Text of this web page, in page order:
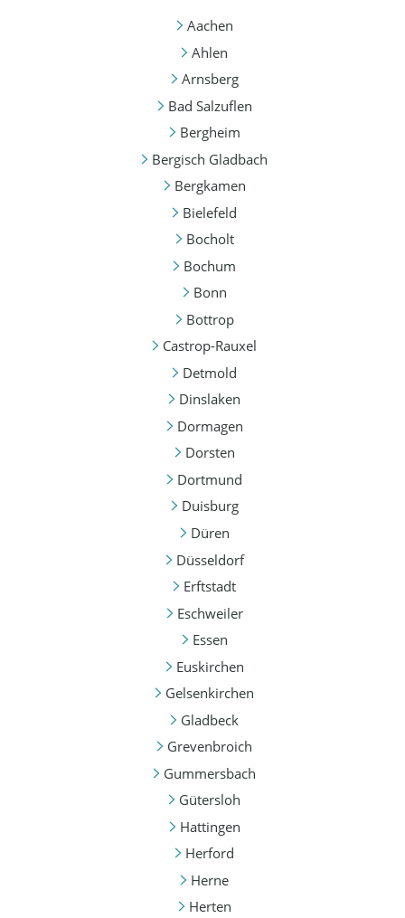
Aachen
Ahlen
Arnsberg
Bad Salzuflen
Bergheim
Bergisch Gladbach
Bergkamen
Bielefeld
Bocholt
Bochum
Bonn
Bottrop
Castrop-Rauxel
Detmold
Dinslaken
Dormagen
Dorsten
Dortmund
Duisburg
Düren
Düsseldorf
Erftstadt
Eschweiler
Essen
Euskirchen
Gelsenkirchen
Gladbeck
Grevenbroich
Gummersbach
Gütersloh
Hattingen
Herford
Herne
Herten